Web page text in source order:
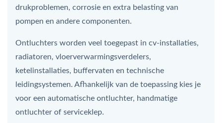
drukproblemen, corrosie en extra belasting van
pompen en andere componenten.
Ontluchters worden veel toegepast in cv-installaties,
radiatoren, vloerverwarmingsverdelers,
ketelinstallaties, buffervaten en technische
leidingsystemen. Afhankelijk van de toepassing kies je
voor een automatische ontluchter, handmatige
ontluchter of serviceklep.